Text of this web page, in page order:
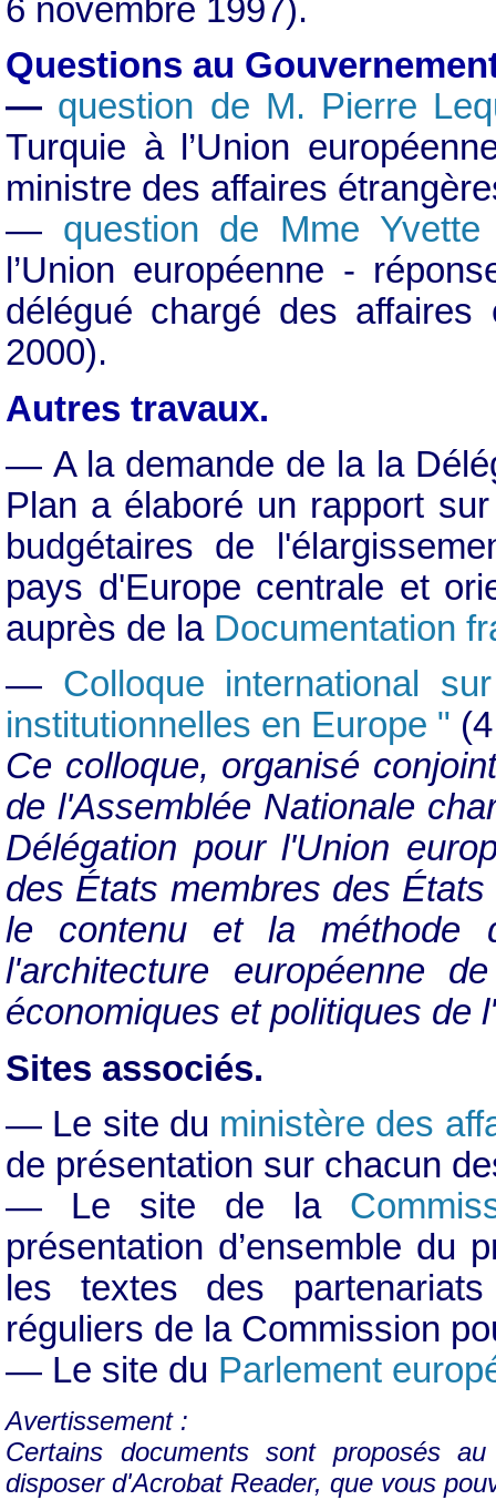
6 novembre 1997).
Questions au
— question de M. Pierre
Turquie à l’Union
ministre des affaires
— question de Mme
l’Union européenne -
délégué chargé des affaires
2000).
Autres travaux.
— A la demande de la la
Plan a élaboré un rapport
budgétaires de
pays d'Europe centrale et
auprès de la Documentation
— Colloque international
institutionnelles en Europe "
Ce colloque, organisé
de l'Assemblée Nationale
Délégation pour l'Union
des États membres des
le contenu et la méthode
l'architecture européenne
économiques et politiques de
Sites associés.
— Le site du ministère des
de présentation sur chacun
— Le site de la
présentation d’ensemble du
les textes des
réguliers de la Commission
— Le site du Parlement
Avertissement :
Certains documents sont proposés
disposer d'Acrobat Reader, que vous